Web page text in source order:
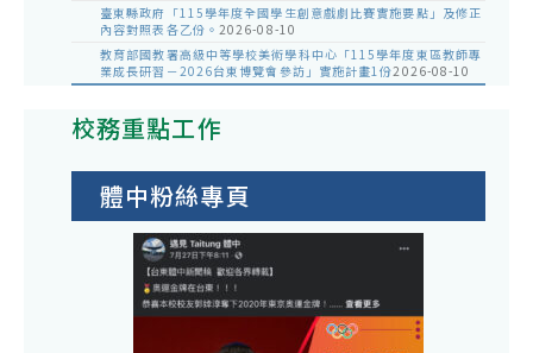
臺東縣政府「115學年度全國學生創意戲劇比賽實施要點」及修正
內容對照表各乙份。 2026-08-10
教育部國教署高級中等學校美術學科中心「115學年度東區教師專
業成長研習－2026台東博覽會參訪」實施計畫1份2026-08-10
校務重點工作
體中粉絲專頁